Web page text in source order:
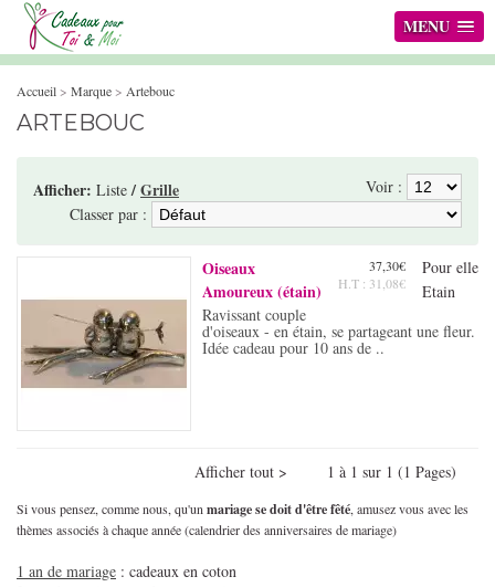
MENU
Accueil> Marque> Artebouc
ARTEBOUC
Afficher: Liste/Grille
Voir :
Classer par :
Pour elle
Etain
37,30€
H.T : 31,08€
Oiseaux
Amoureux (étain)
Ravissant couple
d'oiseaux - en étain, se partageant une fleur.
Idée cadeau pour 10 ans de ..
Afficher tout > 1 à 1 sur 1 (1 Pages)
Si vous pensez, comme nous, qu'unmariage se doit d'être fêté, amusez vous avec les
thèmes associés à chaque année (calendrier des anniversaires de mariage)
1 an de mariage : cadeaux en coton